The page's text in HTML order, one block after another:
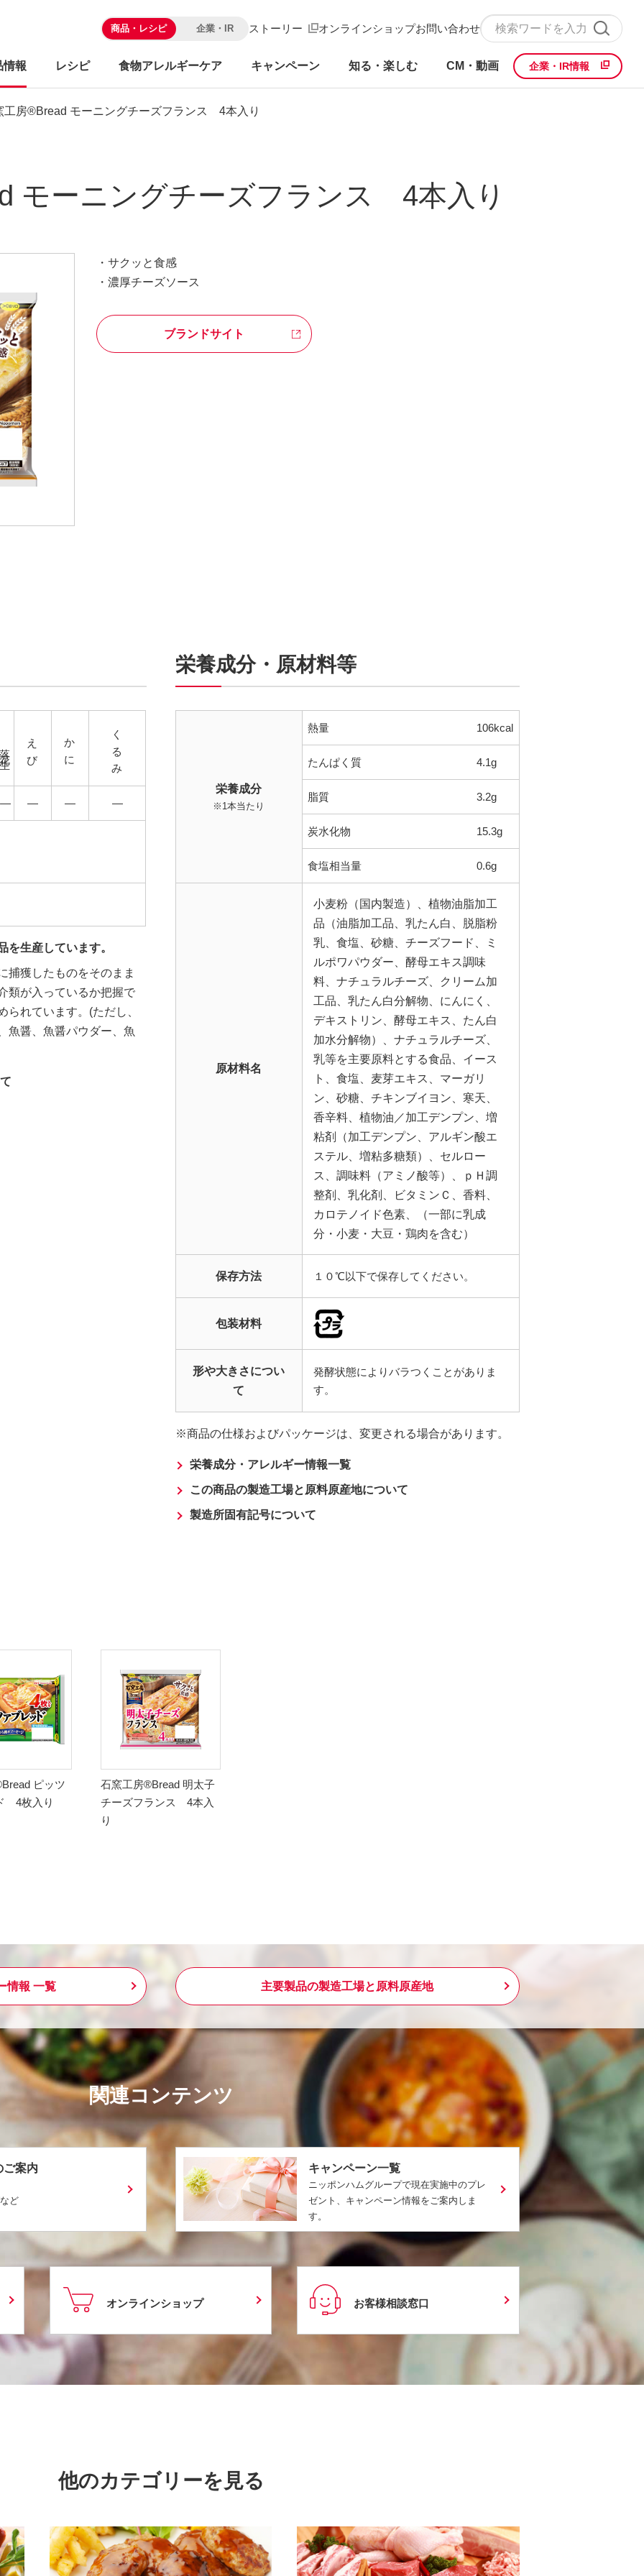
商品・レシピ 企業・IR ストーリー オンラインショップお問い合わせ
情報 レシピ 食物アレルギーケア キャンペーン 知る・楽しむ CM・動画 企業・IR情報
工房®Bread モーニングチーズフランス 4本入り
モーニングチーズフランス 4本入り
・サクッと食感
・濃厚チーズソース
ブランドサイト
落花生 えび かに くるみ
― ― ― ―
生産しています。
捕獲したものをそのまま
類が入っているか把握で
られています。(ただし、
魚醤、魚醤パウダー、魚
栄養成分・原材料等
栄養成分
※1本当たり
熱量 106kcal
たんぱく質 4.1g
脂質 3.2g
炭水化物 15.3g
食塩相当量 0.6g
原材料名
小麦粉（国内製造）、植物油脂加工
品（油脂加工品、乳たん白、脱脂粉
乳、食塩、砂糖、チーズフード、ミ
ルポワパウダー、酵母エキス調味
料、ナチュラルチーズ、クリーム加
工品、乳たん白分解物、にんにく、
デキストリン、酵母エキス、たん白
加水分解物）、ナチュラルチーズ、
乳等を主要原料とする食品、イース
ト、食塩、麦芽エキス、マーガリ
ン、砂糖、チキンブイヨン、寒天、
香辛料、植物油／加工デンプン、増
粘剤（加工デンプン、アルギン酸エ
ステル、増粘多糖類）、セルロー
ス、調味料（アミノ酸等）、ｐＨ調
整剤、乳化剤、ビタミンＣ、香料、
カロテノイド色素、（一部に乳成
分・小麦・大豆・鶏肉を含む）
保存方法 １０℃以下で保存してください。
包装材料
形や大きさについ
て
発酵状態によりバラつくことがありま
す。
商品の仕様およびパッケージは、変更される場合があります。
栄養成分・アレルギー情報一覧
この商品の製造工場と原料原産地について
製造所固有記号について
ピッツ
4枚入り
石窯工房®Bread 明太子
チーズフランス 4本入
り
情報 一覧 主要製品の製造工場と原料原産地
関連コンテンツ
ご案内
ど
キャンペーン一覧
ニッポンハムグループで現在実施中のプレ
ゼント、キャンペーン情報をご案内しま
す。
オンラインショップ お客様相談窓口
他のカテゴリーを見る